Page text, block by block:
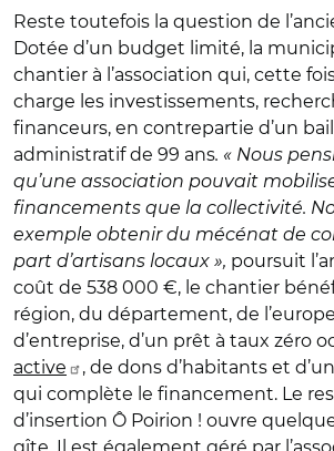
Reste toutefois la question de
Dotée d’un budget limité, la
chantier à l’association qui, cette
charge les investissements,
financeurs, en contrepartie d’un
administratif de 99 ans. « Nous
qu’une association pouvait
financements que la collectivité.
exemple obtenir du mécénat de
part d’artisans locaux », poursuit
coût de 538 000 €, le chantier
région, du département, de
d’entreprise, d’un prêt à taux zéro
active
, de dons d’habitants et
qui complète le financement. Le
d’insertion Ô Poirion ! ouvre
gîte. Il est également géré par